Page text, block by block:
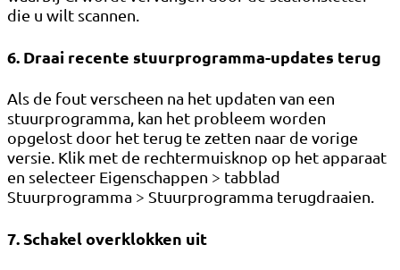
die u wilt scannen.
6. Draai recente stuurprogramma-updates terug
Als de fout verscheen na het updaten van een
stuurprogramma, kan het probleem worden
opgelost door het terug te zetten naar de vorige
versie. Klik met de rechtermuisknop op het apparaat
en selecteer Eigenschappen > tabblad
Stuurprogramma > Stuurprogramma terugdraaien.
7. Schakel overklokken uit